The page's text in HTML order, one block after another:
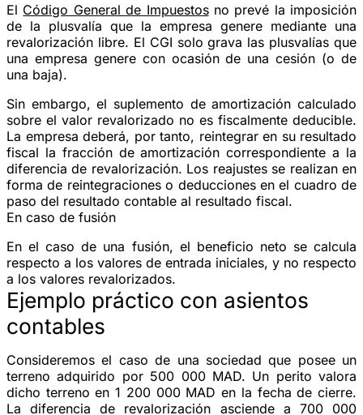
El Código General de Impuestosno prevé la imposición
de la plusvalía que la empresa genere mediante una
revalorización libre. El CGI solo grava las plusvalías que
una empresa genere con ocasión de una cesión (o de
una baja).
Sin embargo, el suplemento de amortización calculado
sobre el valor revalorizado no es fiscalmente deducible.
La empresa deberá, por tanto, reintegrar en su resultado
fiscal la fracción de amortización correspondiente a la
diferencia de revalorización. Los reajustes se realizan en
forma de reintegraciones o deducciones en el cuadro de
paso del resultado contable al resultado fiscal.
En caso de fusión
En el caso de una fusión, el beneficio neto se calcula
respecto a los valores de entrada iniciales, y no respecto
a los valores revalorizados.
Ejemplo práctico con asientos
contables
Consideremos el caso de una sociedad que posee un
terreno adquirido por 500 000 MAD. Un perito valora
dicho terreno en 1 200 000 MAD en la fecha de cierre.
La diferencia de revalorización asciende a 700 000